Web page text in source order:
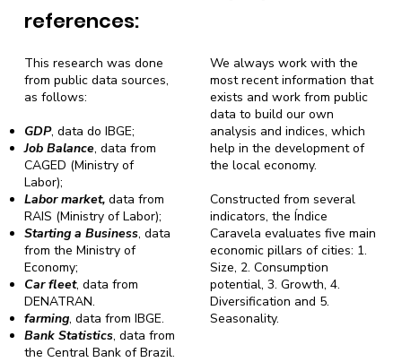
references:
We always work with the
most recent information that
exists and work from public
data to build our own
analysis and indices, which
help in the development of
the local economy.
Constructed from several
indicators, the Índice
Caravela evaluates five main
economic pillars of cities: 1.
Size, 2. Consumption
potential, 3. Growth, 4.
Diversification and 5.
Seasonality.
This research was done
from public data sources,
as follows:
GDP, data do IBGE;
Job Balance, data from
CAGED (Ministry of
Labor);
Labor market,data from
RAIS (Ministry of Labor);
Starting a Business, data
from the Ministry of
Economy;
Car fleet, data from
DENATRAN.
farming, data from IBGE.
Bank Statistics, data from
the Central Bank of Brazil.